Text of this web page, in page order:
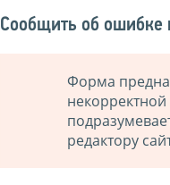
Сообщить об ошибке
Форма
редактору